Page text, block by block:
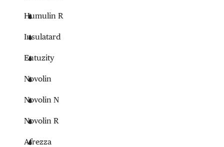
Humulin R
Insulatard
Entuzity
Novolin
Novolin N
Novolin R
Afrezza